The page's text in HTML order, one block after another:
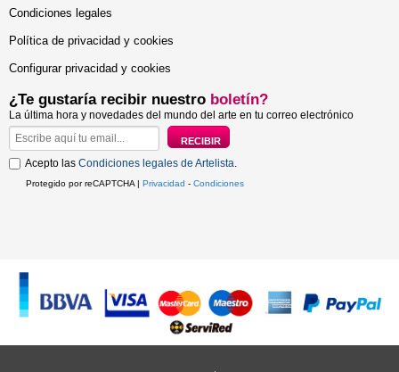
Condiciones legales
Política de privacidad y cookies
Configurar privacidad y cookies
¿Te gustaría recibir nuestro boletín?
La última hora y novedades del mundo del arte en tu correo electrónico
Acepto las Condiciones legales de Artelista.
Protegido por reCAPTCHA | Privacidad - Condiciones